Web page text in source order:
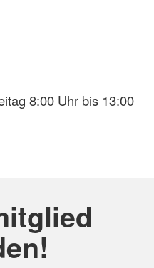
8:00 Uhr bis 13:00